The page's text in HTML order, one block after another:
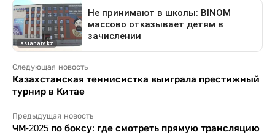
Следующая новость
Казахстанская теннисистка выиграла престижный
турнир в Китае
Предыдущая новость
ЧМ-2025 по боксу: где смотреть прямую трансляцию